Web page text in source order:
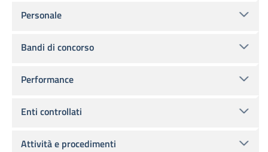
Personale
Bandi di concorso
Performance
Enti controllati
Attività e procedimenti